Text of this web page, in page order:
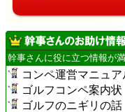
幹事さんに役に立つ情報が
コンペ運営マニュア
ゴルフコンペ案内状
ゴルフのニギリの話